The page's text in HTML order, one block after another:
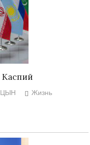
Каспий
Жизнь